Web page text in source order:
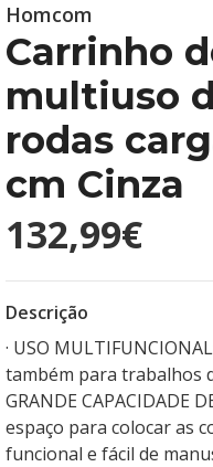
Homcom
Carrinho
multiuso
rodas
cm Cinza
132,99€
Descrição
· USO
também para trabalhos
GRANDE CAPACIDADE
espaço para colocar as
funcional e fácil de